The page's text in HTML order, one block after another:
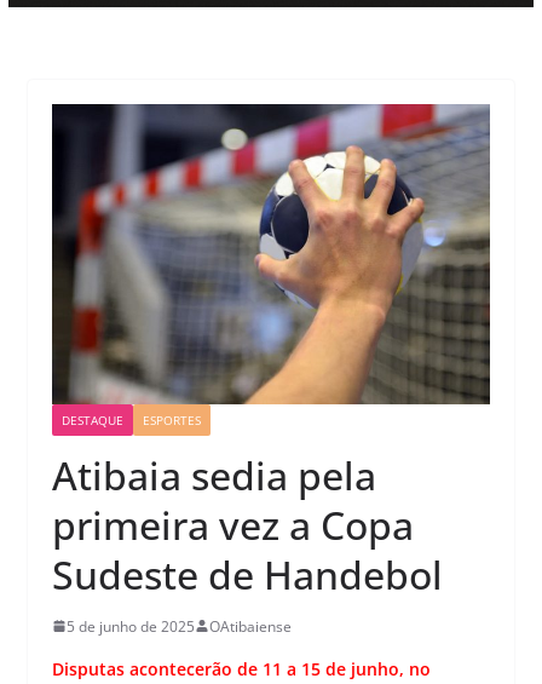
DESTAQUE ESPORTES
Atibaia sedia pela
primeira vez a Copa
Sudeste de Handebol
5 de junho de 2025 OAtibaiense
Disputas acontecerão de 11 a 15 de junho, no